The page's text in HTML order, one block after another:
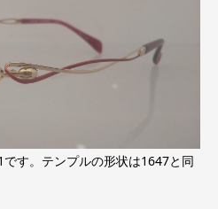
す。テンプルの形状は1647と同